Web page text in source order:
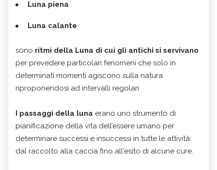
Luna piena
Luna calante
sono ritmi della Luna di cui gli antichi si servivano
per prevedere particolari fenomeni che solo in
determinati momenti agiscono sulla natura
riproponendosi ad intervalli regolari.
I passaggi della luna erano uno strumento di
pianificazione della vita dell’essere umano per
determinare successi e insuccessi in tutte le attività:
dal raccolto alla caccia fino all'esito di alcune cure.